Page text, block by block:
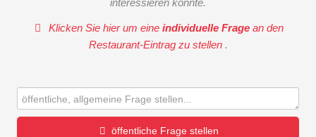
interessieren könnte.
Klicken Sie hier um eineindividuelle Frage an den
Restaurant-Eintrag zu stellen .
öffentliche Frage stellen